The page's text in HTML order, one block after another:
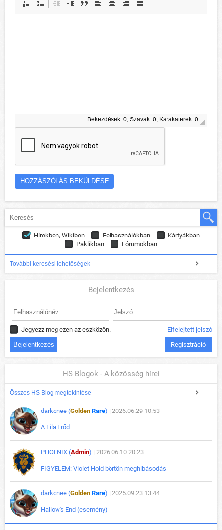
Bekezdések: 0, Szavak: 0, Karakaterek: 0
Hírekben, Wikiben Felhasználókban
Kártyákban
Paklikban
Fórumokban
További keresési lehetőségek
Bejelentkezés
Jegyezz meg ezen az eszközön. Elfelejtett jelszó
Regisztráció
HS Blogok - A közösség hírei
Összes HS Blog megtekintése
darkonee (Golden Rare) | 2026.06.29 10:53
A Lila Erőd
PHOENIX (Admin) | 2026.06.10 20:23
FIGYELEM: Violet Hold börtön meghibásodás
darkonee (Golden Rare) | 2025.09.23 13:44
Hallow's End (esemény)